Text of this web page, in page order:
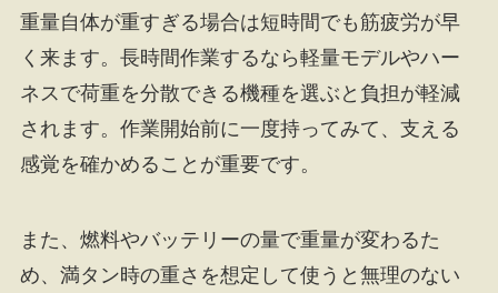
重量自体が重すぎる場合は短時間でも筋疲労が早
く来ます。長時間作業するなら軽量モデルやハー
ネスで荷重を分散できる機種を選ぶと負担が軽減
されます。作業開始前に一度持ってみて、支える
感覚を確かめることが重要です。
また、燃料やバッテリーの量で重量が変わるた
め、満タン時の重さを想定して使うと無理のない